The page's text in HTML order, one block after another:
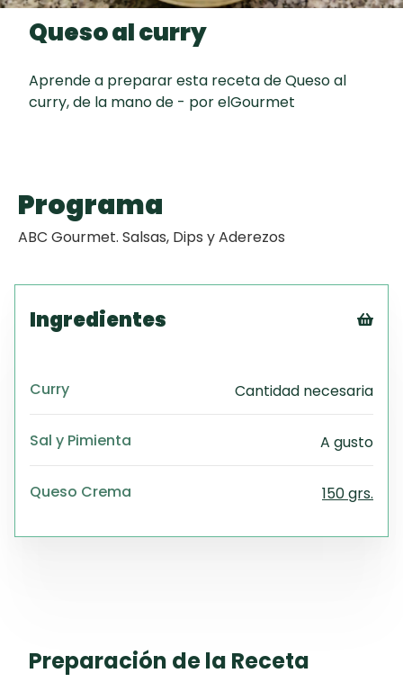
Chocolate
Queso al curry
Aprende a preparar esta receta de Queso al
curry, de la mano de - por elGourmet
Programa
ABC Gourmet. Salsas, Dips y Aderezos
Ingredientes
Curry Cantidad necesaria
Sal y Pimienta A gusto
Queso Crema 150 grs.
Preparación de la Receta